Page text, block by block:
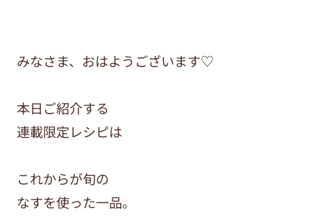
みなさま、おはようございます♡
本日ご紹介する
連載限定レシピは
これからが旬の
なすを使った一品。